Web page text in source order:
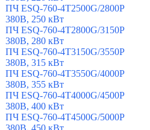
ПЧ ESQ-760-4T2500G/2800P
380В, 250 кВт
ПЧ ESQ-760-4T2800G/3150P
380В, 280 кВт
ПЧ ESQ-760-4T3150G/3550P
380В, 315 кВт
ПЧ ESQ-760-4T3550G/4000P
380В, 355 кВт
ПЧ ESQ-760-4T4000G/4500P
380В, 400 кВт
ПЧ ESQ-760-4T4500G/5000P